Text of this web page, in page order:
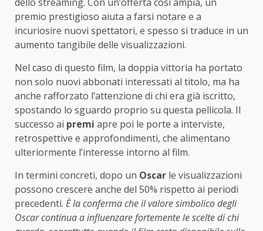
premio prestigioso aiuta a farsi notare e a
incuriosire nuovi spettatori, e spesso si traduce in un
aumento tangibile delle visualizzazioni.
Nel caso di questo film, la doppia vittoria ha portato
non solo nuovi abbonati interessati al titolo, ma ha
anche rafforzato l’attenzione di chi era già iscritto,
spostando lo sguardo proprio su questa pellicola. Il
successo ai premi apre poi le porte a interviste,
retrospettive e approfondimenti, che alimentano
ulteriormente l’interesse intorno al film.
In termini concreti, dopo un Oscar le visualizzazioni
possono crescere anche del 50% rispetto ai periodi
precedenti. È la conferma che il valore simbolico degli
Oscar continua a influenzare fortemente le scelte di chi